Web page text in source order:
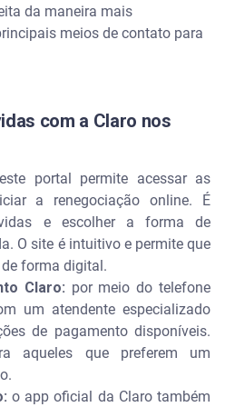
da maneira mais
meios de contato para
com a Claro nos
este portal permite acessar as
a renegociação online. É
e escolher a forma de
O site é intuitivo e permite que
forma digital.
Claro: por meio do telefone
um atendente especializado
de pagamento disponíveis.
aqueles que preferem um
o app oficial da Claro também